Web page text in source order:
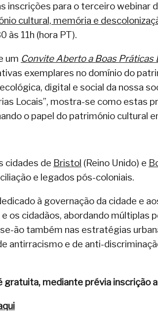
inscrições para o terceiro webinar
cultural, memória e
às 11h (hora PT).
um Convite Aberto a Boas Práticas
exemplares no domínio do
digital e social da nossa
Locais”, mostra-se como estas
o papel do património cultural
cidades de Bristol (Reino Unido) e
e legados pós-coloniais.
à governação da cidade e
os cidadãos, abordando múltiplas
ão também nas estratégias
antirracismo e de anti-
gratuita, mediante prévia inscrição